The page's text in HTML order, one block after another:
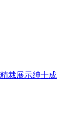
裁展示绅士成